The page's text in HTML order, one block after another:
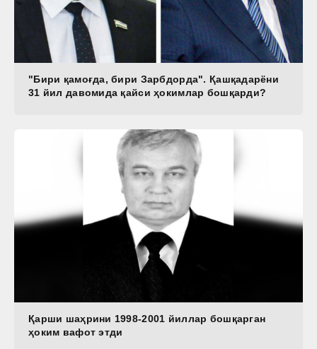
"Бири қамоғда, бири Зарбдорда". Қашқадарёни
31 йил давомида қайси ҳокимлар бошқарди?
Қарши шаҳрини 1998-2001 йиллар бошқарган
ҳоким вафот этди